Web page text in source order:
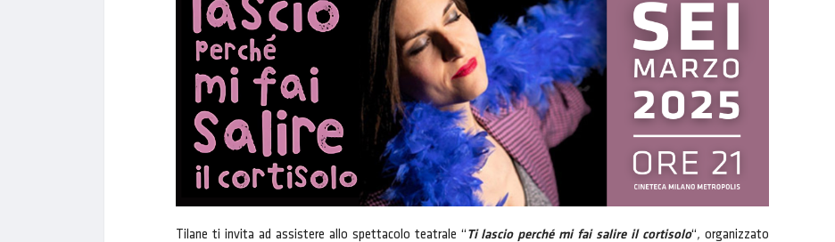
Tilane ti invita ad assistere allo spettacolo teatrale “ Ti lascio perché mi fai salire il cortisolo“, organizzato